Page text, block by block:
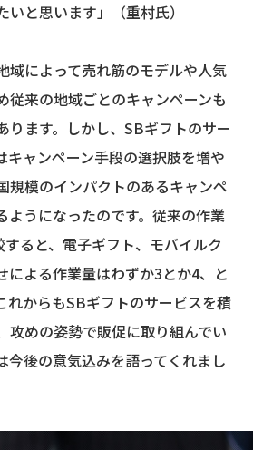
と思います」（重村氏）
域によって売れ筋のモデルや人気
従来の地域ごとのキャンペーンも
ります。しかし、SBギフトのサー
キャンペーン手段の選択肢を増や
規模のインパクトのあるキャンペ
ようになったのです。従来の作業
ると、電子ギフト、モバイルク
による作業量はわずか3とか4、と
れからもSBギフトのサービスを積
攻めの姿勢で販促に取り組んでい
今後の意気込みを語ってくれまし